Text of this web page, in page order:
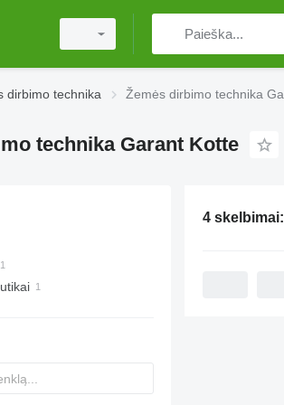
dirbimo technika Žemės dirbimo technika
technika Garant Kotte
4 skelbimai: